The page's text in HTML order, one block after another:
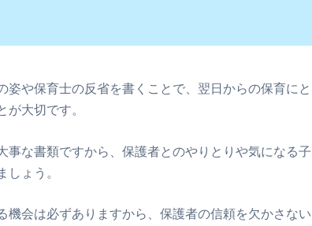
姿や保育士の反省を書くことで、翌日からの保育にと
大切です。
事な書類ですから、保護者とのやりとりや気になる子
ょう。
機会は必ずありますから、保護者の信頼を欠かさない